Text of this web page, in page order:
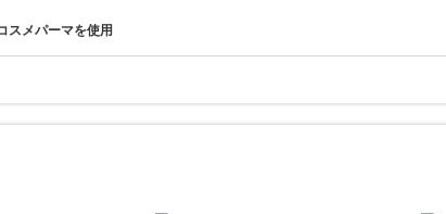
スメパーマを使用